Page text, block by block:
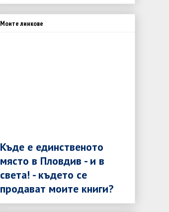
Моите линкове
Къде е единственото
място в Пловдив - и в
света! - където се
продават моите книги?